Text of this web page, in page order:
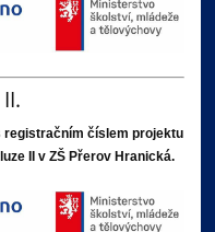
registračním číslem projektu
II v ZŠ Přerov Hranická.